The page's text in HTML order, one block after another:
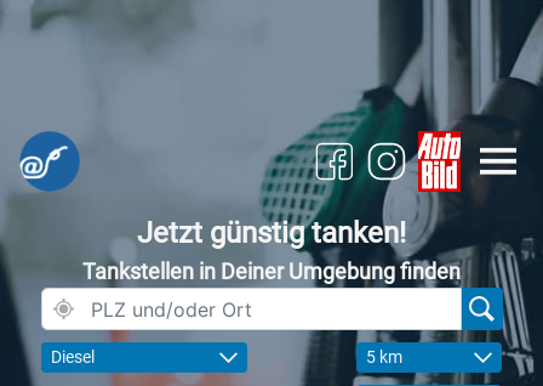
Jetzt günstig tanken!
Tankstellen in Deiner Umgebung finden
Diesel 5 km